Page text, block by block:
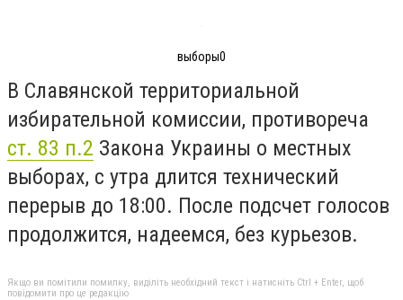
выборы0
В Славянской территориальной
избирательной комиссии, противореча
ст. 83 п.2 Закона Украины о местных
выборах, с утра длится технический
перерыв до 18:00. После подсчет голосов
продолжится, надеемся, без курьезов.
Якщо ви помітили помилку, виділіть необхідний текст і натисніть Ctrl + Enter, щоб
повідомити про це редакцію